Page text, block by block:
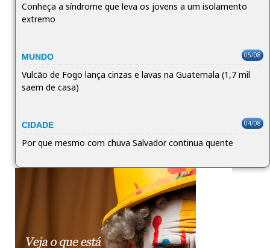
Conheça a síndrome que leva os jovens a um isolamento
extremo
MUNDO 05/08
Vulcão de Fogo lança cinzas e lavas na Guatemala (1,7 mil
saem de casa)
CIDADE 04/08
Por que mesmo com chuva Salvador continua quente